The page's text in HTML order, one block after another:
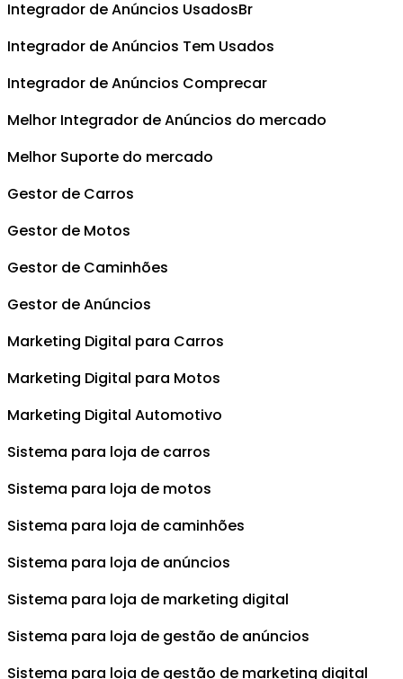
Integrador de Anúncios UsadosBr
Integrador de Anúncios Tem Usados
Integrador de Anúncios Comprecar
Melhor Integrador de Anúncios do mercado
Melhor Suporte do mercado
Gestor de Carros
Gestor de Motos
Gestor de Caminhões
Gestor de Anúncios
Marketing Digital para Carros
Marketing Digital para Motos
Marketing Digital Automotivo
Sistema para loja de carros
Sistema para loja de motos
Sistema para loja de caminhões
Sistema para loja de anúncios
Sistema para loja de marketing digital
Sistema para loja de gestão de anúncios
Sistema para loja de gestão de marketing digital